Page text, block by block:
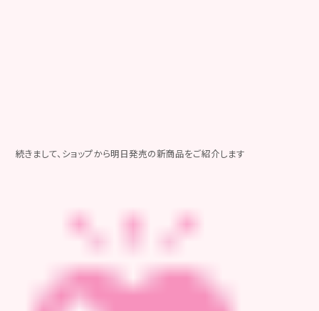
続きまして、ショップから明日発売の新商品をご紹介します